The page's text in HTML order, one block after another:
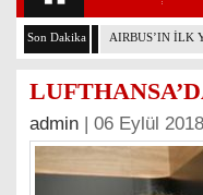
Son Dakika İSG AVRUPA
admin | 06 Eylül